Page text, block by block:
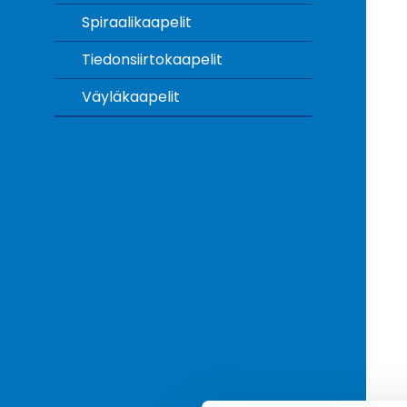
Spiraalikaapelit
Tiedonsiirtokaapelit
Väyläkaapelit